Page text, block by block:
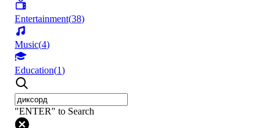
Entertainment(38)
Music(4)
Education(1)
"ENTER" to Search